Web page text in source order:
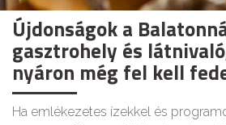
Újdonságok a
gasztrohely és
nyáron még fel kell
Ha emlékezetes ízekkel és